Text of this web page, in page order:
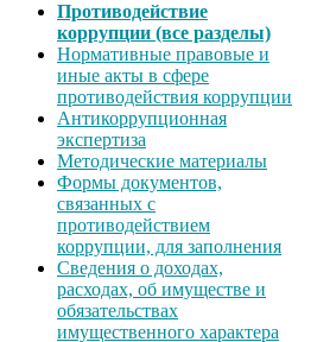
Противодействие
коррупции (все разделы)
Нормативные правовые и
иные акты в сфере
противодействия коррупции
Антикоррупционная
экспертиза
Методические материалы
Формы документов,
связанных с
противодействием
коррупции, для заполнения
Сведения о доходах,
расходах, об имуществе и
обязательствах
имущественного характера